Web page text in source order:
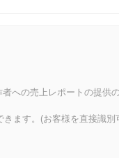
への売上レポートの提供
ます。(お客様を直接識